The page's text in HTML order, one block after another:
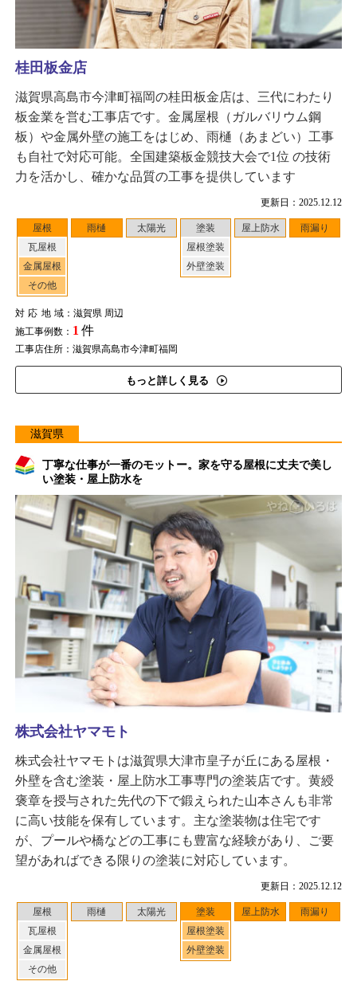
更新日：2025.12.12
屋根
瓦屋根
金属屋根
その他
雨樋 太陽光
塗装
屋根塗装
外壁塗装
屋上防水 雨漏り
対応地域：滋賀県 周辺
施工事例数： 1 件
工事店住所：滋賀県高島市今津町福岡
もっと詳しく見る
桂田板金店
滋賀県高島市今津町福岡の桂田板金店は、三代にわたり
板金業を営む工事店です。金属屋根（ガルバリウム鋼
板）や金属外壁の施工をはじめ、雨樋（あまどい）工事
も自社で対応可能。全国建築板金競技大会で1位 の技術
力を活かし、確かな品質の工事を提供しています
滋賀県
丁寧な仕事が一番のモットー。家を守る屋根に丈夫で美し
い塗装・屋上防水を
更新日：2025.12.12
屋根
瓦屋根
金属屋根
その他
雨樋 太陽光
塗装
屋根塗装
外壁塗装
屋上防水 雨漏り
株式会社ヤマモト
株式会社ヤマモトは滋賀県大津市皇子が丘にある屋根・
外壁を含む塗装・屋上防水工事専門の塗装店です。黄綬
褒章を授与された先代の下で鍛えられた山本さんも非常
に高い技能を保有しています。主な塗装物は住宅です
が、プールや橋などの工事にも豊富な経験があり、ご要
望があればできる限りの塗装に対応しています。